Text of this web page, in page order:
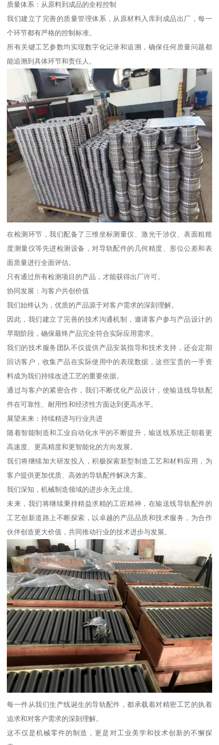
质量体系：从原料到成品的全程控制
我们建立了完善的质量管理体系，从原材料入库到成品出厂，每一
个环节都有严格的控制标准。
所有关键工艺参数均实现数字化记录和追溯，确保任何质量问题都
能追溯到具体环节和责任人。
在检测环节，我们配备了三维坐标测量仪、激光干涉仪、表面粗糙
度测量仪等先进检测设备，对导轨配件的几何精度、形位公差和表
面质量进行全面评估。
只有通过所有检测项目的产品，才能获得出厂许可。
协同发展：与客户共创价值
我们始终认为，优质的产品源于对客户需求的深刻理解。
因此，我们建立了完善的技术沟通机制，邀请客户参与产品设计的
早期阶段，确保最终产品完全符合实际应用需求。
我们的技术服务团队不仅提供产品安装指导和技术支持，还会定期
回访客户，收集产品在实际使用中的表现数据，这些宝贵的一手资
料成为我们持续改进工艺的重要依据。
通过与客户的紧密合作，我们不断优化产品设计，使输送线导轨配
件在可靠性、耐用性和经济性方面达到更高水平。
展望未来：持续精进与行业共进
随着智能制造和工业自动化水平的不断提升，输送线系统正朝着更
高速度、更高精度和更智能化的方向发展。
我们将继续加大研发投入，积极探索新型制造工艺和材料应用，为
客户提供更加优质、高效的导轨配件解决方案。
我们深知，机械制造领域的进步永无止境。
未来，我们将继续秉持精益求精的工匠精神，在输送线导轨配件的
工艺创新道路上不断探索，以卓越的产品品质和技术服务，为合作
伙伴创造更大价值，共同推动行业的技术进步与发展。
每一件从我们生产线诞生的导轨配件，都承载着对精密工艺的执着
追求和对客户需求的深刻理解。
这不仅是机械零件的制造，更是对工业美学和技术创新的不懈探